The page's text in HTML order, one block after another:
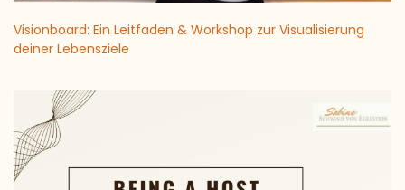
Visionboard: Ein Leitfaden & Workshop zur Visualisierung
deiner Lebensziele